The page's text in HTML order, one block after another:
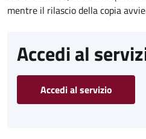
mentre il rilascio della copia
Accedi al
Accedi al servizio